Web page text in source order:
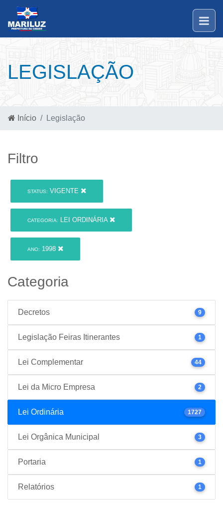
LEGISLAÇÃO
Início Legislação
Filtro
STATUS: VIGENTE
CATEGORIA: LEI ORDINÁRIA
ANO: 1998
Categoria
Decretos 9
Legislação Feiras Itinerantes 1
Lei Complementar 44
Lei da Micro Empresa 2
Lei Ordinária 1727
Lei Orgânica Municipal 3
Portaria 1
Relatórios 1